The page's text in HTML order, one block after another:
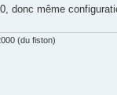
donc même
(du fiston)